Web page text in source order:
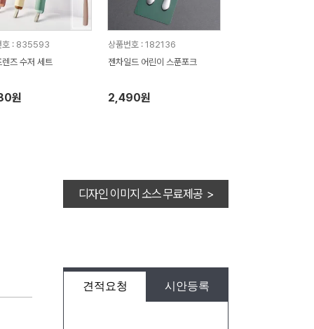
호 : 835593
렌즈 수저 세트
원
상품번호 : 182136
젠차일드 어린이 스푼포크
2,490원
디자인 이미지 소스 무료제공 >
견적요청 시안등록